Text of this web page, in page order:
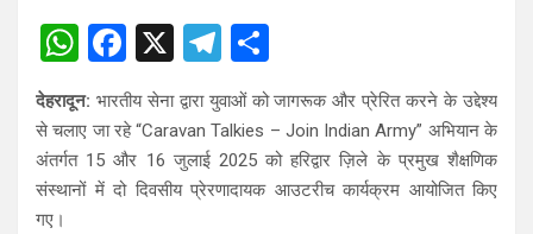
W
at
s
A
F
a
ce
b
o
X
T
el
e
gr
a
ar
e
देहरादून: भारतीय सेना द्वारा युवाओं को जागरूक और प्रेरित करने के उद्देश्य
से चलाए जा रहे “Caravan Talkies – Join Indian Army” अभियान के
अंतर्गत 15 और 16 जुलाई 2025 को हरिद्वार ज़िले के प्रमुख शैक्षणिक
संस्थानों में दो दिवसीय प्रेरणादायक आउटरीच कार्यक्रम आयोजित किए
गए।